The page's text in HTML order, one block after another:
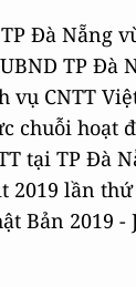
Đà Nẵng
TP Đà
vụ CNTT
chuỗi hoạt
tại TP Đà
2019 lần
Bản 2019 -